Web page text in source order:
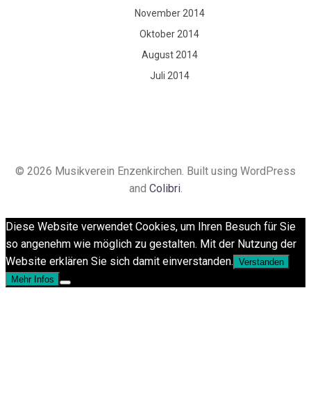
November 2014
Oktober 2014
August 2014
Juli 2014
© 2026 Musikverein Enzenkirchen. Built using WordPress
and Colibri.
Diese Website verwendet Cookies, um Ihren Besuch für Sie
so angenehm wie möglich zu gestalten. Mit der Nutzung der
Website erklären Sie sich damit einverstanden. Verstanden
Mehr Infos